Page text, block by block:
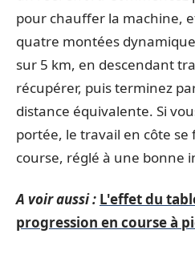
pour chauffer la machine,
quatre montées
sur 5 km, en descendant
récupérer, puis terminez
distance équivalente. Si
portée, le travail en côte se
course, réglé à une bonne
A voir aussi : L'effet du
progression en course à